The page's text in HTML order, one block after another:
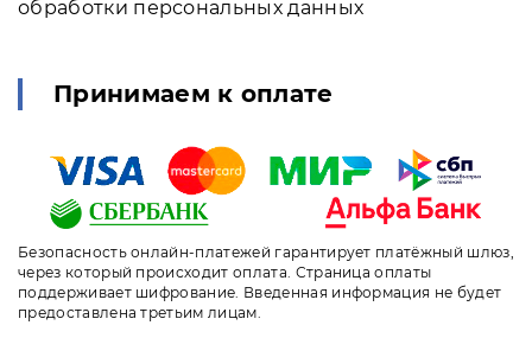
обработки персональных данных
Принимаем к оплате
Безопасность онлайн-платежей гарантирует платёжный шлюз,
через который происходит оплата. Страница оплаты
поддерживает шифрование. Введенная информация не будет
предоставлена третьим лицам.